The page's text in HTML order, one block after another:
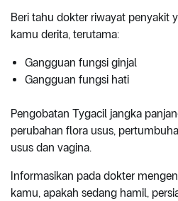
Beri tahu dokter riwayat penyakit
kamu derita, terutama:
Gangguan fungsi ginjal
Gangguan fungsi hati
Pengobatan Tygacil jangka
perubahan flora usus,
usus dan vagina.
Informasikan pada dokter
kamu, apakah sedang hamil,